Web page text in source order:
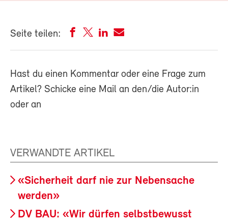
Seite teilen:
Hast du einen Kommentar oder eine Frage zum
Artikel? Schicke eine Mail an den/die Autor:in
oder an
VERWANDTE ARTIKEL
«Sicherheit darf nie zur Nebensache
werden»
DV BAU: «Wir dürfen selbstbewusst